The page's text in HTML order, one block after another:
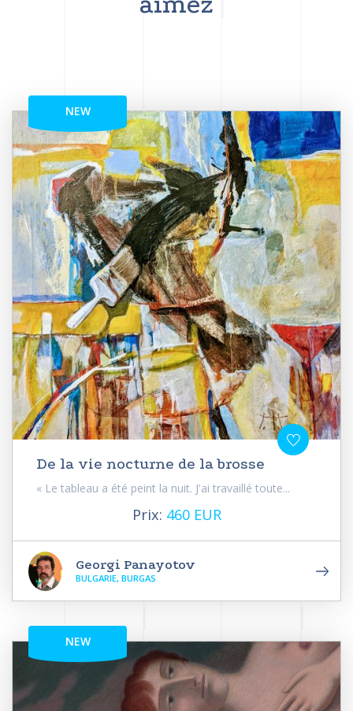
NEW
De la vie nocturne de la brosse
« Le tableau a été peint la nuit. J'ai travaillé toute...
Prix: 460 EUR
Georgi Panayotov
BULGARIE, BURGAS
NEW